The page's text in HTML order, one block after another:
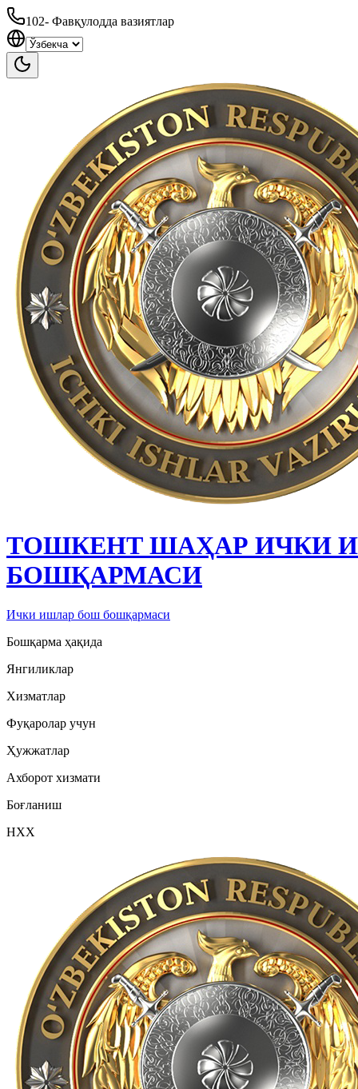
102- Фавқулодда вазиятлар
ТОШКЕНТ ШАҲАР ИЧКИ
БОШҚАРМАСИ
Ички ишлар бош бошқармаси
Бошқарма ҳақида
Янгиликлар
Хизматлар
Фуқаролар учун
Ҳужжатлар
Ахборот хизмати
Боғланиш
НХХ